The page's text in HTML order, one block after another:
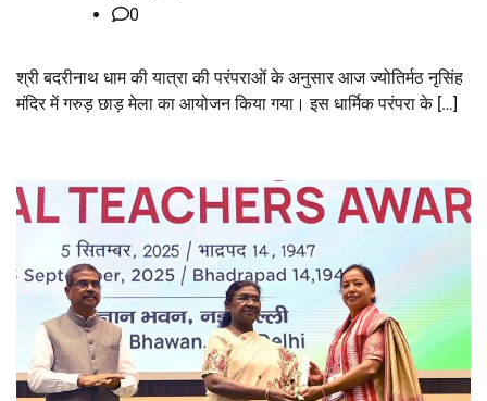
0
श्री बदरीनाथ धाम की यात्रा की परंपराओं के अनुसार आज ज्योतिर्मठ नृसिंह
मंदिर में गरुड़ छाड़ मेला का आयोजन किया गया। इस धार्मिक परंपरा के […]